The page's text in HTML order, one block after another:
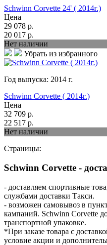
Schwinn Corvette 24' ( 2014г.)
Цена
29 078 р.
20 017 р.
Нет наличии
Убрать из избранного
Год выпуска: 2014 г.
Schwinn Corvette ( 2014г.)
Цена
32 709 р.
22 517 р.
Нет наличии
Страницы:
Schwinn Corvette -
- доставляем спортивные
службами доставки Такси.
- возможен самовывоз в
кампаний. Schwinn Corvette
транспортной упаковке.
*При заказе товара с
условие акции и